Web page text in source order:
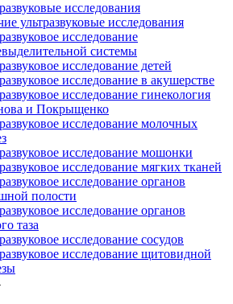
исследования
ультразвуковые исследования
исследование
системы
исследование детей
исследование в акушерстве
исследование гинекология
и Покрыщенко
исследование молочных
исследование мошонки
исследование мягких тканей
исследование органов
полости
исследование органов
таза
исследование сосудов
исследование щитовидной